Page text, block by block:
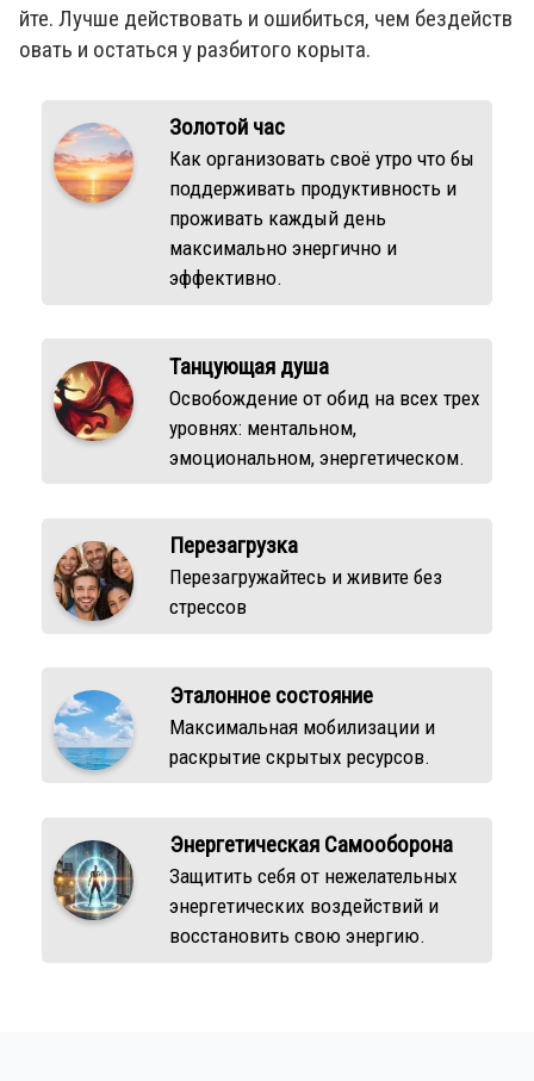
йте. Лучше действовать и ошибиться, чем бездейств
овать и остаться у разбитого корыта.
Золотой час
Как организовать своё утро что бы
поддерживать продуктивность и
проживать каждый день
максимально энергично и
эффективно.
Танцующая душа
Освобождение от обид на всех трех
уровнях: ментальном,
эмоциональном, энергетическом.
Перезагрузка
Перезагружайтесь и живите без
стрессов
Эталонное состояние
Максимальная мобилизации и
раскрытие скрытых ресурсов.
Энергетическая Самооборона
Защитить себя от нежелательных
энергетических воздействий и
восстановить свою энергию.